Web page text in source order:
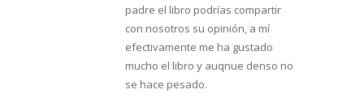
padre el libro podrías compartir
con nosotros su opinión, a mí
efectivamente me ha gustado
mucho el libro y auqnue denso no
se hace pesado.